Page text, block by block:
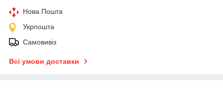
Нова Пошта
Укрпошта
Самовивіз
Всі умови доставки